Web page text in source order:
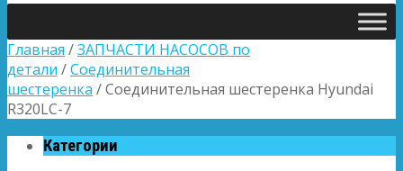
Главная /ЗАПЧАСТИ НАСОСОВ по
детали /Соединительная
шестеренка / Соединительная шестеренка Hyundai
R320LC-7
Категории